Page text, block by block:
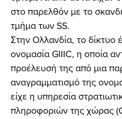
στο παρελθόν με το
τμήμα των SS.
Στην Ολλανδία, το δίκτυο
ονομασία GIIIC, η οποία
προέλευσή της από μια
αναγραμματισμό της
είχε η υπηρεσία
πληροφοριών της χώρας